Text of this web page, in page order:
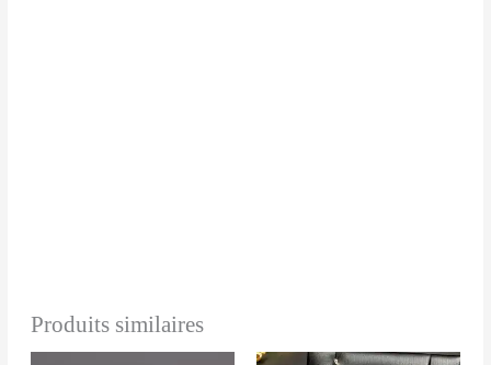
Produits similaires